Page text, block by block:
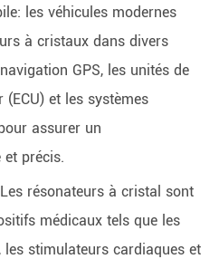
les véhicules modernes
à cristaux dans divers
GPS, les unités de
et les systèmes
assurer un
précis.
résonateurs à cristal sont
médicaux tels que les
stimulateurs cardiaques et